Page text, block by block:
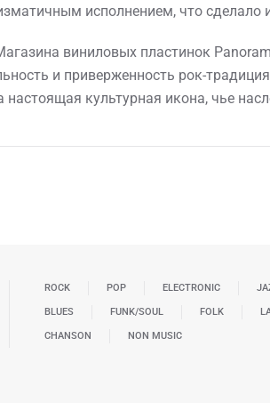
исполнением, что
виниловых пластинок
и приверженность рок-
культурная икона, чье
ROCK POP ELECTRONIC
BLUES FUNK/SOUL FOLK
CHANSON NON MUSIC